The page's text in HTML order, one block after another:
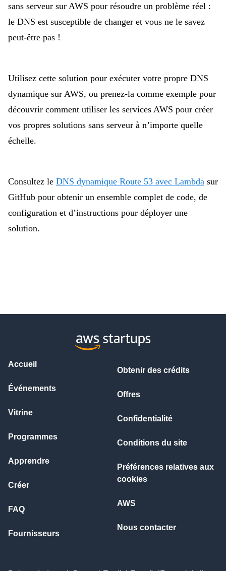
sans serveur sur AWS pour résoudre un problème réel :
le DNS est susceptible de changer et vous ne le savez
peut-être pas !
Utilisez cette solution pour exécuter votre propre DNS
dynamique sur AWS, ou prenez-la comme exemple pour
découvrir comment utiliser les services AWS pour créer
vos propres solutions sans serveur à n’importe quelle
échelle.
Consultez le DNS dynamique Route 53 avec Lambda sur
GitHub pour obtenir un ensemble complet de code, de
configuration et d’instructions pour déployer une
solution.
Accueil
Événements
Vitrine
Programmes
Apprendre
Créer
FAQ
Fournisseurs
Obtenir des crédits
Offres
Confidentialité
Conditions du site
Préférences relatives aux
cookies
AWS
Nous contacter